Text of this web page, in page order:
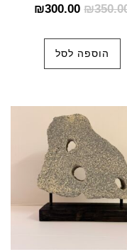
דורג
5.00
₪
₪300.00
הוספה לסל